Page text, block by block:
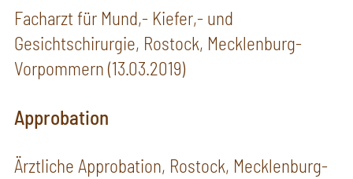
Facharzt für Mund,- Kiefer,- und
Gesichtschirurgie, Rostock, Mecklenburg-
Vorpommern (13.03.2019)
Approbation
Ärztliche Approbation, Rostock, Mecklenburg-